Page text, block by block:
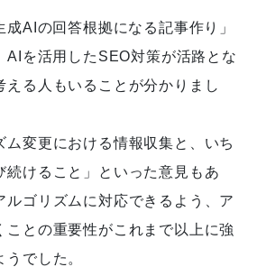
成AIの回答根拠になる記事作り」
AIを活用したSEO対策が活路とな
える人もいることが分かりまし
ム変更における情報収集と、いち
続けること」といった意見もあ
ルゴリズムに対応できるよう、ア
ことの重要性がこれまで以上に強
でした。